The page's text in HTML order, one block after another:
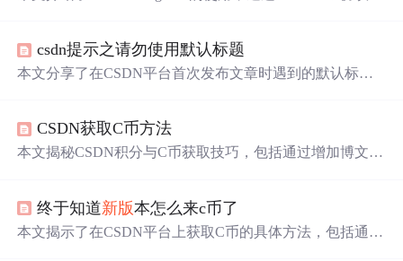
sts等接口进行文章的发布、编辑和获取，以解决同时维护
多个博客平台的问题。文章还提到了在博客园使用该API
csdn提示之请勿使用默认标题
本文分享了在CSDN平台首次发布文章时遇到的默认标题
容。CSDN获取C币方法
本文揭秘CSDN积分与C币获取技巧，包括通过增加博文阅
终于知道新版本怎么来c币了
本文揭示了在CSDN平台上获取C币的具体方法，包括通过